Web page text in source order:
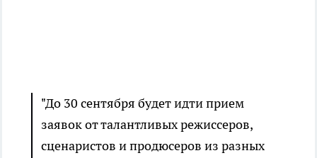
"До 30 сентября будет идти прием
заявок от талантливых режиссеров,
сценаристов и продюсеров из разных